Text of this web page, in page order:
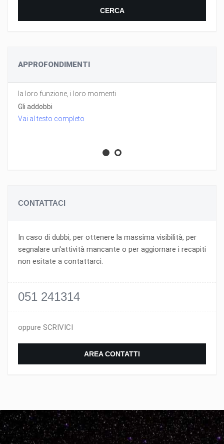
CERCA
APPROFONDIMENTI
la loro funzione, i loro momenti
Gli addobbi
Vai al testo completo
CONTATTACI
In caso di dubbi, per ottenere la massima visibilità, per
segnalare un'attività mancante o per aggiornare i recapiti
non esitate a contattarci.
051 241314
oppure SCRIVICI
AREA CONTATTI